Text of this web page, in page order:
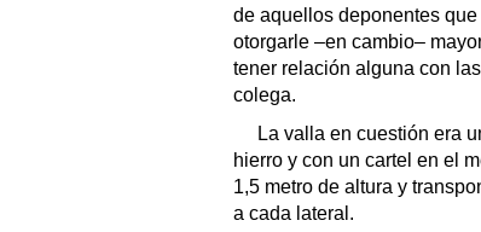
de aquellos deponentes
otorgarle –en cambio–
tener relación alguna con
colega.
La valla en cuestión era
hierro y con un cartel en el
1,5 metro de altura y
a cada lateral.